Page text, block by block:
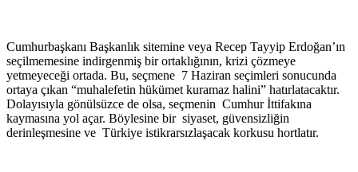
Cumhurbaşkanı Başkanlık sitemine veya Recep Tayyip Erdoğan’ın
seçilmemesine indirgenmiş bir ortaklığının, krizi çözmeye
yetmeyeceği ortada. Bu, seçmene 7 Haziran seçimleri sonucunda
ortaya çıkan “muhalefetin hükümet kuramaz halini” hatırlatacaktır.
Dolayısıyla gönülsüzce de olsa, seçmenin Cumhur İttifakına
kaymasına yol açar. Böylesine bir siyaset, güvensizliğin
derinleşmesine ve Türkiye istikrarsızlaşacak korkusu hortlatır.